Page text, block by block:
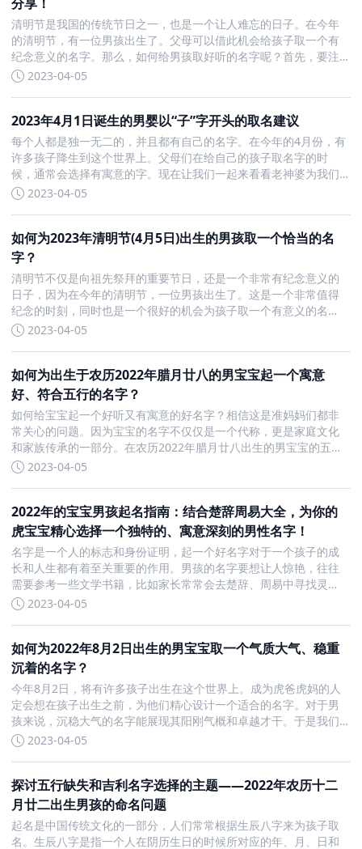
清明节是我国的传统节日之一，也是一个让人难忘的日子。在今年
的清明节，有一位男孩出生了。父母可以借此机会给孩子取一个有
纪念意义的名字。那么，如何给男孩取好听的名字呢？首先，要注
意选字不能太偏僻。虽然稀奇古怪的名字可能显得与众不同，但是
2023-04-05
2023年4月1日诞生的男婴以“子”字开头的取名建议
每个人都是独一无二的，并且都有自己的名字。在今年的4月份，有
许多孩子降生到这个世界上。父母们在给自己的孩子取名字的时
候，通常会选择有寓意的字。现在让我们一起来看看老神婆为我们
准备的有关姓名的内容。 首先，让我们来看看以“子”字开头的男孩
2023-04-05
如何为2023年清明节(4月5日)出生的男孩取一个恰当的名
字？
清明节不仅是向祖先祭拜的重要节日，还是一个非常有纪念意义的
日子，因为在今年的清明节，一位男孩出生了。这是一个非常值得
纪念的时刻，同时也是一个很好的机会为孩子取一个有意义的名
字。首先，我们要注意选字不能太偏僻。虽然我们想给孩子起一个
2023-04-05
如何为出生于农历2022年腊月廿八的男宝宝起一个寓意
好、符合五行的名字？
如何给宝宝起一个好听又有寓意的好名字？相信这是准妈妈们都非
常关心的问题。因为宝宝的名字不仅仅是一个代称，更是家庭文化
和家族传承的一部分。在农历2022年腊月廿八出生的男宝宝的五行
缺金的情况下，该如何给宝宝起一个好听又有寓意的好名字呢？首
2023-04-05
2022年的宝宝男孩起名指南：结合楚辞周易大全，为你的
虎宝宝精心选择一个独特的、寓意深刻的男性名字！
名字是一个人的标志和身份证明，起一个好名字对于一个孩子的成
长和人生都有着至关重要的作用。男孩的名字要想让人惊艳，往往
需要参考一些文学书籍，比如家长常常会去楚辞、周易中寻找灵
感。2022年出生的虎宝宝男名字大全，老神婆中有更多好名字供您
2023-04-05
如何为2022年8月2日出生的男宝宝取一个气质大气、稳重
沉着的名字？
今年8月2日，将有许多孩子出生在这个世界上。成为虎爸虎妈的人
定会想在孩子出生之前，为他们精心设计一个适合的名字。对于男
孩来说，沉稳大气的名字能展现其阳刚气概和卓越才干。于是我们
为大家推荐几个2022年8月2日出生的男宝宝沉稳大气的好名字。首
2023-04-05
探讨五行缺失和吉利名字选择的主题——2022年农历十二
月廿二出生男孩的命名问题
起名是中国传统文化的一部分，人们常常根据生辰八字来为孩子取
名。生辰八字是指一个人在阴历生日的时候所对应的年、月、日和